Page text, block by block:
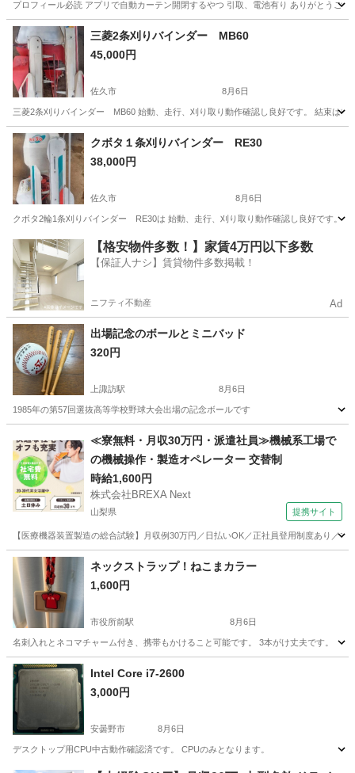
プロフィール必読 アプリで自動カーテン開閉するやつ 引取、電池有り ありがとうござ
長野 大町市 信濃常盤駅 その他
三菱2条刈りバインダー MB60
45,000円
佐久市 8月6日
三菱2条刈りバインダー MB60 始動、走行、刈り取り動作確認し良好です。 結束は
長野 佐久市 その他 バインダー
クボタ１条刈りバインダー RE30
38,000円
佐久市 8月6日
クボタ2輪1条刈りバインダー RE30は 始動、走行、刈り取り動作確認し良好です。
長野 佐久市 その他 クボタ
【格安物件多数！】家賃4万円以下多数
【保証人ナシ】賃貸物件多数掲載！
ニフティ不動産 Ad
出場記念のボールとミニバッド
320円
上諏訪駅 8月6日
1985年の第57回選抜高等学校野球大会出場の記念ボールです
上諏訪駅 その他 ボール
≪寮無料・月収30万円・派遣社員≫機械系工場で
の機械操作・製造オペレーター 交替制
時給1,600円
株式会社BREXA Next
山梨県 提携サイト
【医療機器装置製造の総合試験】月収例30万円／日払いOK／正社員登用制度あり
山梨 その他
ネックストラップ！ねこまカラー
1,600円
市役所前駅 8月6日
名刺入れとネコマチャーム付き、携帯もかけること可能です。 3本がけ丈夫です。
長野 長野市
Intel Core i7-2600
3,000円
安曇野市 8月6日
デスクトップ用CPU中古動作確認済です。 CPUのみとなります。